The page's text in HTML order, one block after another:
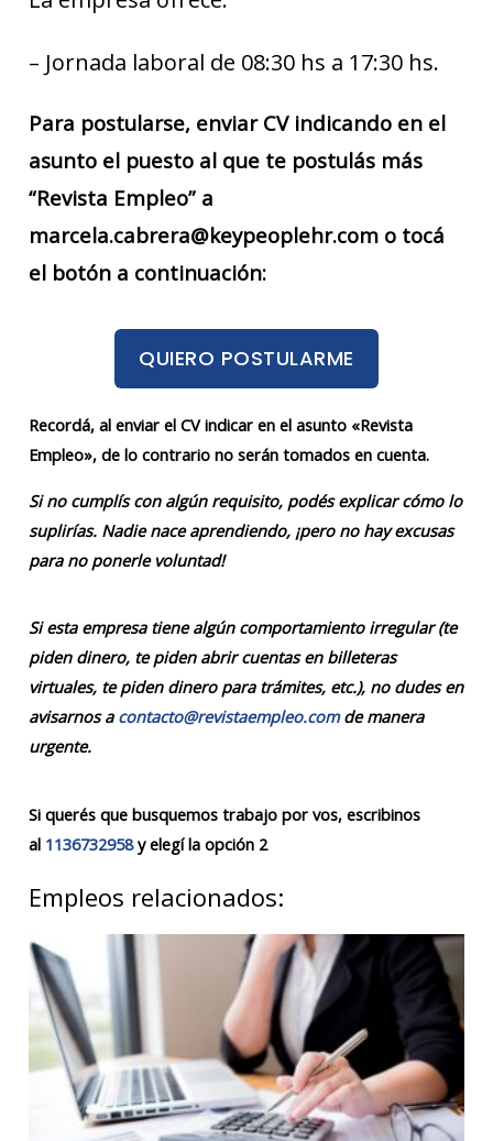
– Jornada laboral de 08:30 hs a 17:30 hs.
Para postularse, enviar CV indicando en el
asunto el puesto al que te postulás más
“Revista Empleo” a
marcela.cabrera@keypeoplehr.com o tocá
el botón a continuación:
QUIERO POSTULARME
Recordá, al enviar el CV indicar en el asunto «Revista
Empleo», de lo contrario no serán tomados en cuenta.
Si no cumplís con algún requisito, podés explicar cómo lo
suplirías. Nadie nace aprendiendo, ¡pero no hay excusas
para no ponerle voluntad!
Si esta empresa tiene algún comportamiento irregular (te
piden dinero, te piden abrir cuentas en billeteras
virtuales, te piden dinero para trámites, etc.), no dudes en
avisarnos a contacto@revistaempleo.comde manera
urgente.
Si querés que busquemos trabajo por vos, escribinos
al 1136732958y elegí la opción 2
Empleos relacionados: